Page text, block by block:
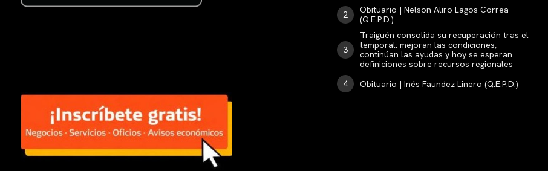
Obituario | Nelson Aliro Lagos Correa
(Q.E.P.D.)
Traiguén consolida su recuperación tras el
temporal: mejoran las condiciones,
continúan las ayudas y hoy se esperan
definiciones sobre recursos regionales
Obituario | Inés Faundez Linero (Q.E.P.D.)